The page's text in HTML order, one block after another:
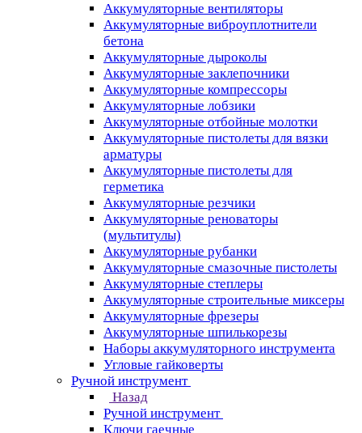
Аккумуляторные вентиляторы
Аккумуляторные виброуплотнители
бетона
Аккумуляторные дыроколы
Аккумуляторные заклепочники
Аккумуляторные компрессоры
Аккумуляторные лобзики
Аккумуляторные отбойные молотки
Аккумуляторные пистолеты для вязки
арматуры
Аккумуляторные пистолеты для
герметика
Аккумуляторные резчики
Аккумуляторные реноваторы
(мультитулы)
Аккумуляторные рубанки
Аккумуляторные смазочные пистолеты
Аккумуляторные степлеры
Аккумуляторные строительные миксеры
Аккумуляторные фрезеры
Аккумуляторные шпилькорезы
Наборы аккумуляторного инструмента
Угловые гайковерты
Ручной инструмент
Назад
Ручной инструмент
Ключи гаечные